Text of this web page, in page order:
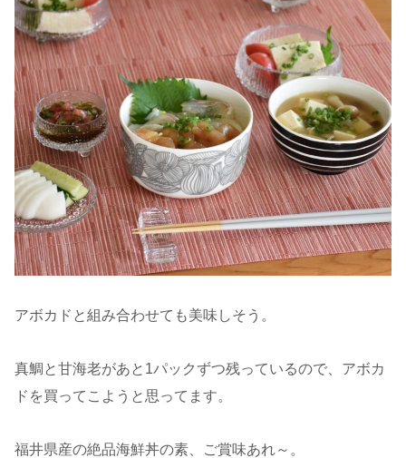
アボカドと組み合わせても美味しそう。
真鯛と甘海老があと1パックずつ残っているので、アボカ
ドを買ってこようと思ってます。
福井県産の絶品海鮮丼の素、ご賞味あれ～。